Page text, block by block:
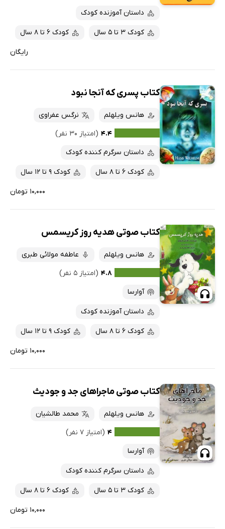
ارزان ترین‌ها
داستان آموزنده کودک
کودک 3 تا 5 سال کودک 6 تا 8 سال
رایگان
کتاب پسری که آنجا نبود
هانس ویلهلم
نرگس عفراوی
۴.۴ (امتیاز ۳۰ نفر)
داستان سرگرم کننده کودک
کودک 6 تا 8 سال کودک 9 تا 12 سال
۱۰,۰۰۰ تومان
کتاب صوتی هدیه روز کریسمس
هانس ویلهلم
عاطفه مولائی طبری
۴.۸ (امتیاز ۵ نفر)
آوارسا
داستان آموزنده کودک
کودک 6 تا 8 سال کودک 9 تا 12 سال
۱۰,۰۰۰ تومان
کتاب صوتی ماجراهای جد و جودیث
هانس ویلهلم
محمد طالشیان
۴ (امتیاز ۷ نفر)
آوارسا
داستان سرگرم کننده کودک
کودک 3 تا 5 سال کودک 6 تا 8 سال
۱۰,۰۰۰ تومان